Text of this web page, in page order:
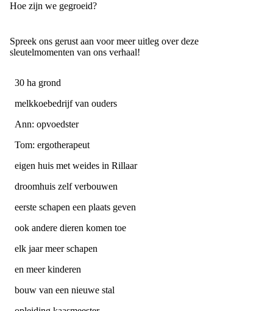
Hoe zijn we gegroeid?
Spreek ons gerust aan voor meer uitleg over deze
sleutelmomenten van ons verhaal!
30 ha grond
melkkoebedrijf van ouders
Ann: opvoedster
Tom: ergotherapeut
eigen huis met weides in Rillaar
droomhuis zelf verbouwen
eerste schapen een plaats geven
ook andere dieren komen toe
elk jaar meer schapen
en meer kinderen
bouw van een nieuwe stal